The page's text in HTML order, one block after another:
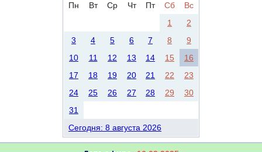
Пн
Вт Ср Чт Пт Сб
Вс
1
2
3
4 5 6 7 8
9
10
11 12 13 14 15
16
17
18 19 20 21 22
23
24
25 26 27 28 29
30
31
Сегодня: 8 августа 2026